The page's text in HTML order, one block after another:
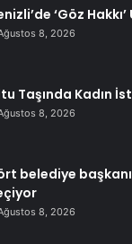
‘Göz
8, 2026
Taşında Kadın
8, 2026
belediye başkanı
8, 2026